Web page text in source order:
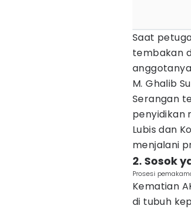
Saat
tembakan
M. Ghalib
Serangan
penyidikan
Lubis dan
menjalani
2. Sosok
Prosesi
Kematian
di tubuh